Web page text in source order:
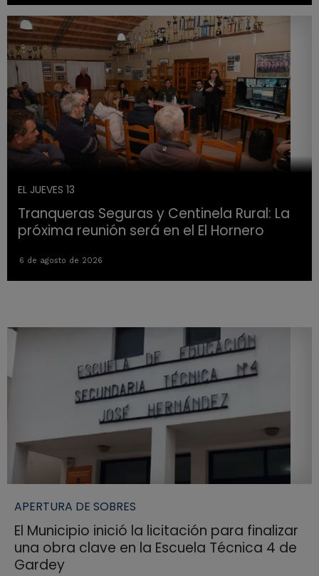
EL JUEVES 13
Tranqueras Seguras y Centinela Rural: La
próxima reunión será en el El Hornero
6 de agosto de 2026
APERTURA DE SOBRES
El Municipio inició la licitación para finalizar
una obra clave en la Escuela Técnica 4 de
Gardey